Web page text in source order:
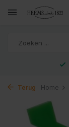
Terug Home